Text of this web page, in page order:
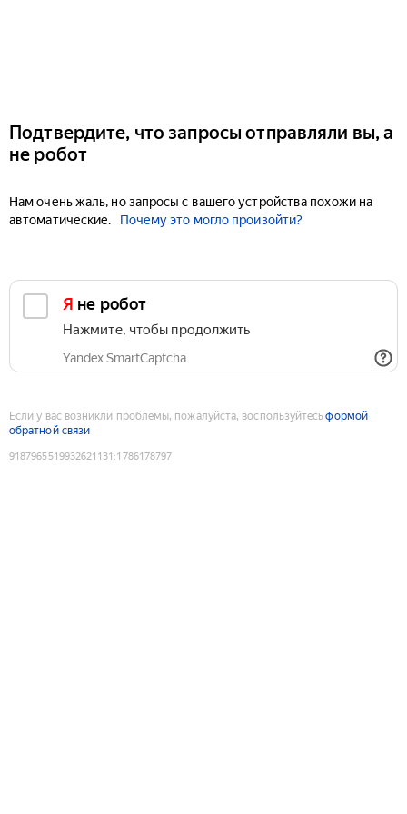
Подтвердите, что запросы отправляли вы, а
не робот
Нам очень жаль, но запросы с вашего устройства похожи на
автоматические.
Почему это могло произойти?
Я не робот
Нажмите, чтобы продолжить
Yandex SmartCaptcha
Если у вас возникли проблемы, пожалуйста, воспользуйтесьформой
обратной связи
9187965519932621131 :1786178797